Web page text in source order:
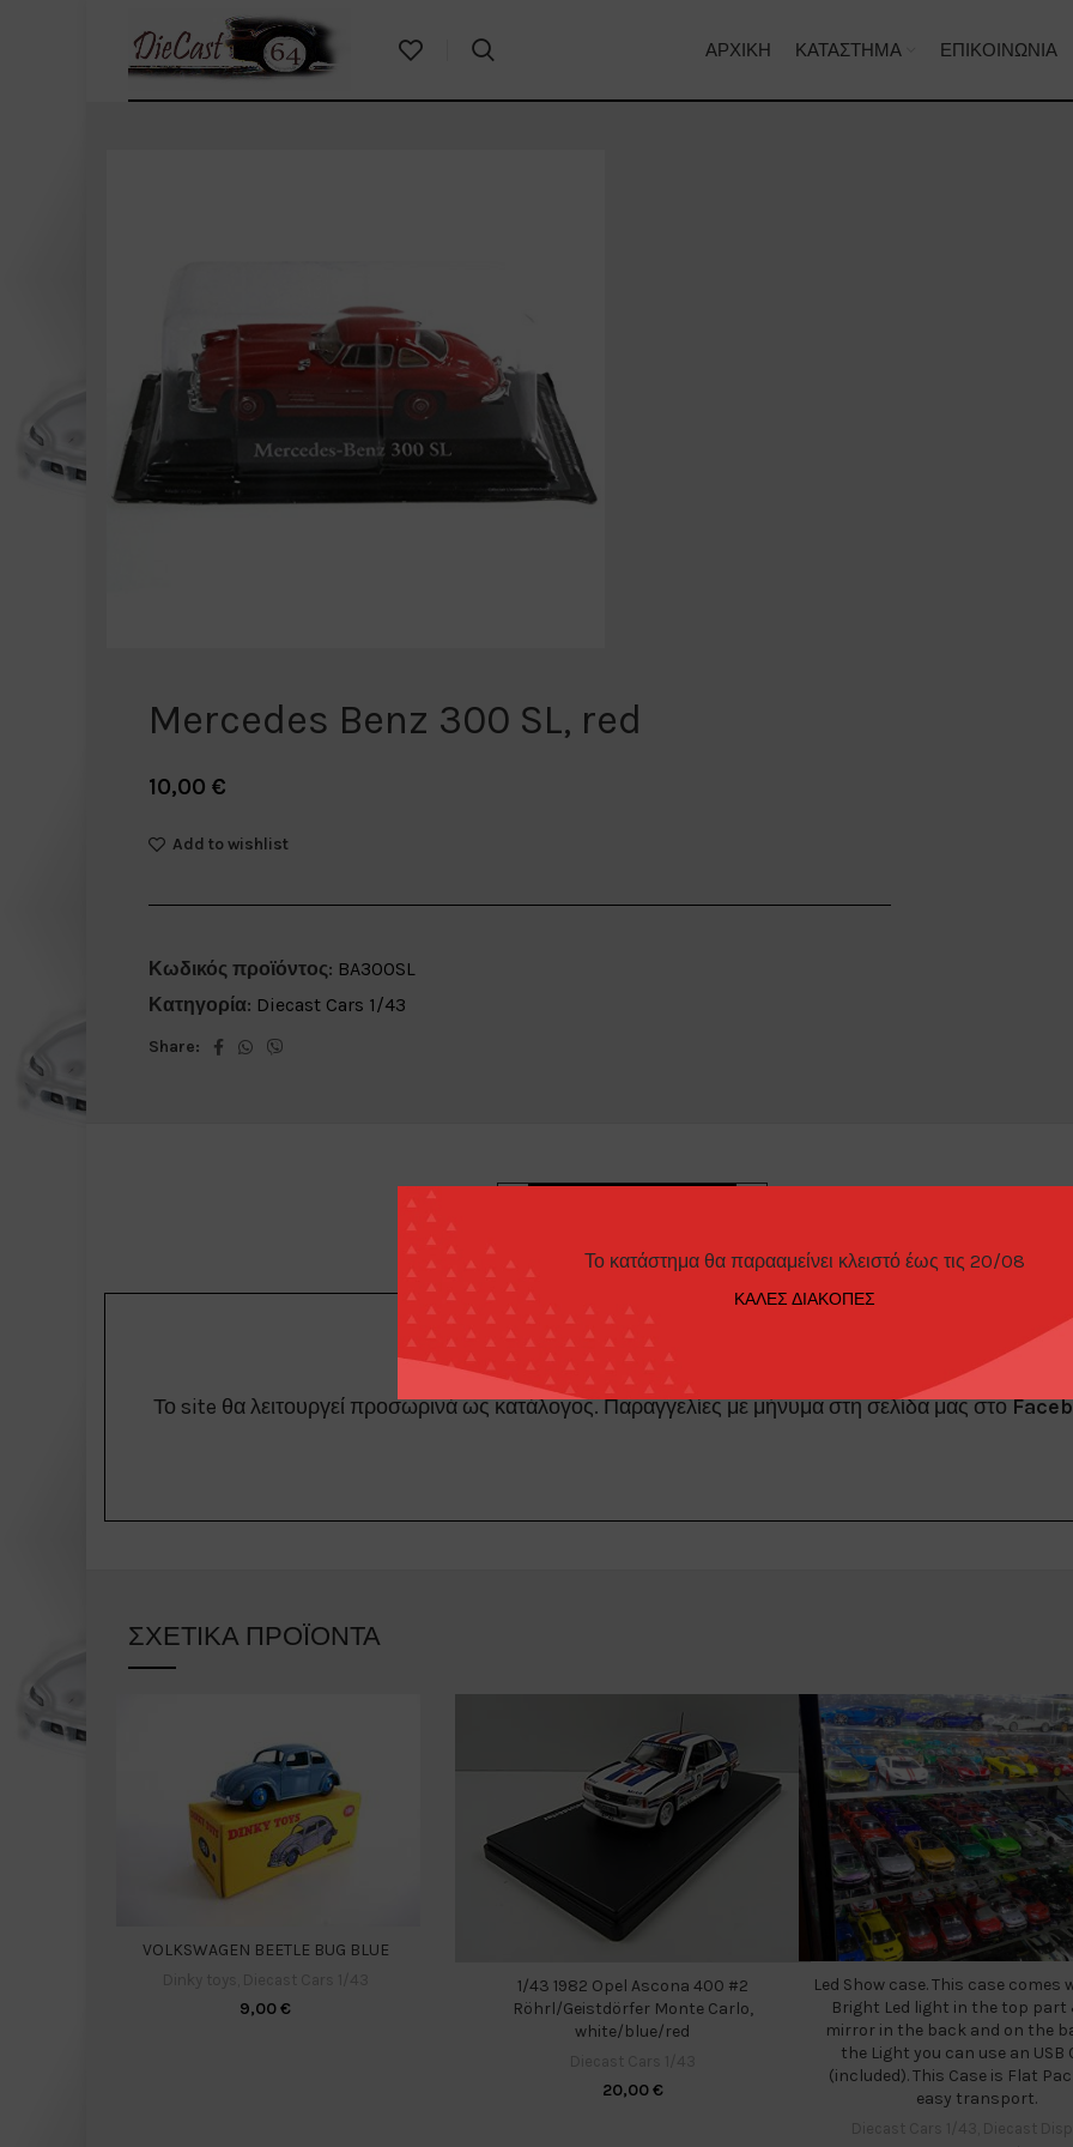
Το κατάστημα θα παρααμείνει κλειστό έως τις 20/08
ΚΑΛΕΣ ΔΙΑΚΟΠΕΣ
ΑΡΧΙΚΉ ΚΑΤΆΣΤΗΜΑ ΕΠΙΚΟΙΝΩΝΊΑ
Mercedes Benz 300 SL, red
10,00 €
Add to wishlist
Κωδικός προϊόντος: BA300SL
Κατηγορία: Diecast Cars 1/43
Share:
Το site θα λειτουργεί προσωρινά ως κατάλογος. Παραγγελίες με μήνυμα στη σελίδα μας στο
ΣΧΕΤΙΚΆ ΠΡΟΪΌΝΤΑ
VOLKSWAGEN BEETLE BUG BLUE
9,00€
1/43 1982 Opel Ascona 400 #2
Röhrl/Geistdörfer Monte Carlo,
white/blue/red
20,00€
Led Show case. This case comes
Bright Led light in the top
mirror in the back and on the
the Light you can use an USB
(included). This Case is Flat
easy transport.